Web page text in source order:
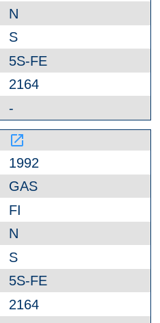
N
S
5S-FE
2164
-
launch
1992
GAS
FI
N
S
5S-FE
2164